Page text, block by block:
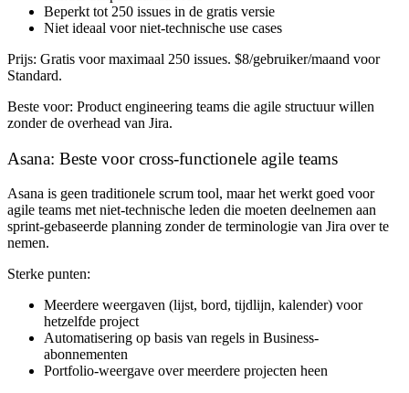
Beperkt tot 250 issues in de gratis versie
Niet ideaal voor niet-technische use cases
Prijs: Gratis voor maximaal 250 issues. $8/gebruiker/maand voor
Standard.
Beste voor: Product engineering teams die agile structuur willen
zonder de overhead van Jira.
Asana: Beste voor cross-functionele agile teams
Asana is geen traditionele scrum tool, maar het werkt goed voor
agile teams met niet-technische leden die moeten deelnemen aan
sprint-gebaseerde planning zonder de terminologie van Jira over te
nemen.
Sterke punten:
Meerdere weergaven (lijst, bord, tijdlijn, kalender) voor
hetzelfde project
Automatisering op basis van regels in Business-
abonnementen
Portfolio-weergave over meerdere projecten heen